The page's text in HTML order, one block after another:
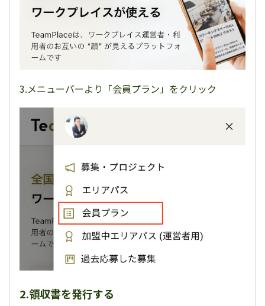
3.メニューバーより「会員プラン」をクリック
2.領収書を発行する